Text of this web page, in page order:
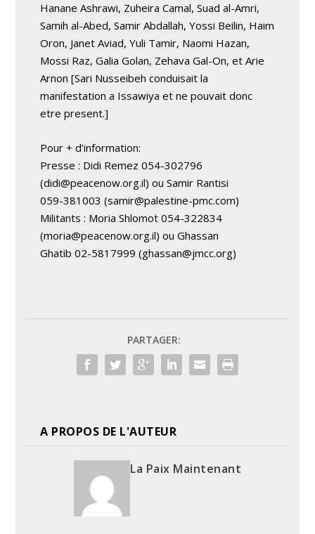
Hanane Ashrawi, Zuheira Camal, Suad al-Amri,
Samih al-Abed, Samir Abdallah, Yossi Beilin, Haim
Oron, Janet Aviad, Yuli Tamir, Naomi Hazan,
Mossi Raz, Galia Golan, Zehava Gal-On, et Arie
Arnon [Sari Nusseibeh conduisait la
manifestation a Issawiya et ne pouvait donc
etre present.]
Pour + d’information:
Presse : Didi Remez 054-302796
(didi@peacenow.org.il) ou Samir Rantisi
059-381003 (samir@palestine-pmc.com)
Militants : Moria Shlomot 054-322834
(moria@peacenow.org.il) ou Ghassan
Ghatib 02-5817999 (ghassan@jmcc.org)
PARTAGER:
A PROPOS DE L'AUTEUR
La Paix Maintenant